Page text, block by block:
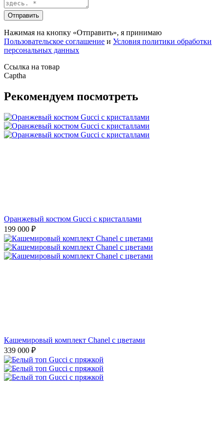
Отправить
Нажимая на кнопку «Отправить», я принимаю
Пользовательское соглашение и Условия политики обработки
персональных данных
Ссылка на товар
Captha
Рекомендуем посмотреть
Оранжевый костюм Gucci с кристаллами
199 000 ₽
Кашемировый комплект Chanel с цветами
339 000 ₽